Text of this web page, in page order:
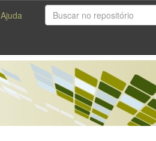
Ajuda